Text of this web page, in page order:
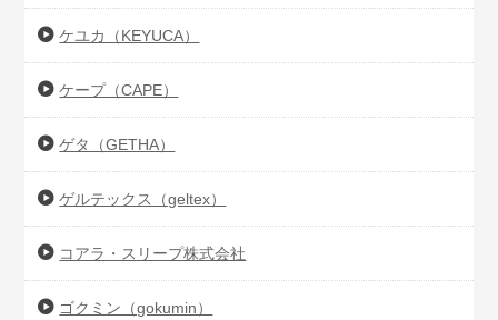
ケユカ（KEYUCA）
ケープ（CAPE）
ゲタ（GETHA）
ゲルテックス（geltex）
コアラ・スリープ株式会社
ゴクミン（gokumin）